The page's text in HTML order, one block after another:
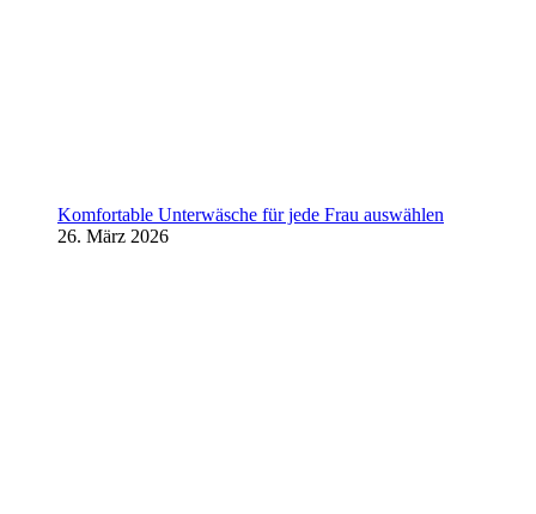
Komfortable Unterwäsche für jede Frau auswählen
26. März 2026